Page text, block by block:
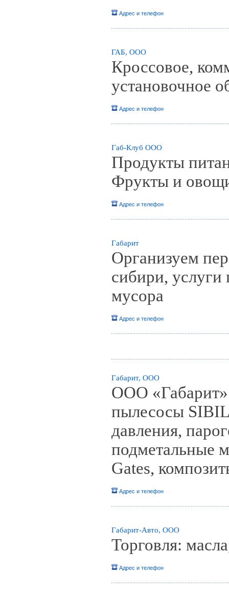
Адрес и телефон
ГАБ, ООО
Кроссовое,
установочное
Адрес и телефон
Габ-Клуб ООО
Продукты
Фрукты и
Адрес и телефон
Габарит
Организуем
сибири, услуги
мусора
Адрес и телефон
Габарит, ООО
ООО
пылесосы
давления,
подметальные
Gates,
Адрес и телефон
Габарит-Авто, ООО
Торговля:
Адрес и телефон